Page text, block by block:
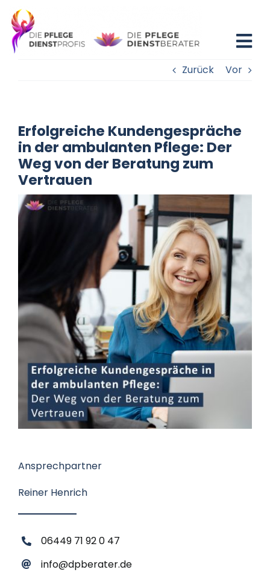
Zum
Inhalt
springen
Existenzgründung
Fortbildung
Partner
Datenschutz
Kontakt
Zurück Vor
Erfolgreiche Kundengespräche
in der ambulanten Pflege: Der
Weg von der Beratung zum
Vertrauen
Ansprechpartner
Reiner Henrich
06449 71 92 0 47
info@dpberater.de